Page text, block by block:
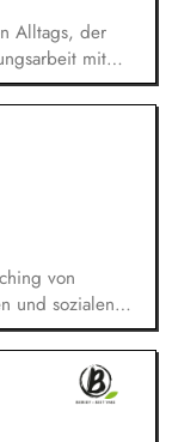
Alltags, der
mit
ihrer
Denken:
Muster
Selbstwert
Schulen,
von
und sozialen
bei
von
oder